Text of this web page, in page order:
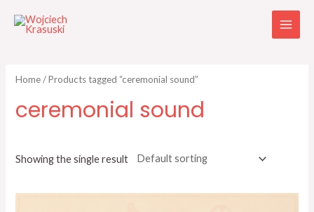
Home/ Products tagged “ceremonial sound”
ceremonial sound
Showing the single result